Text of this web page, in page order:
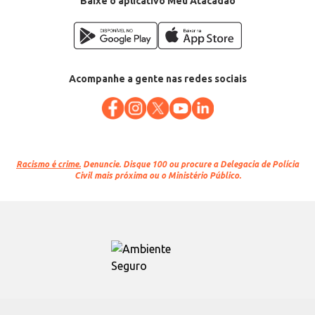
Acompanhe a gente nas redes sociais
Racismo é crime. Denuncie. Disque 100 ou procure a Delegacia de Polícia
Civil mais próxima ou o Ministério Público.